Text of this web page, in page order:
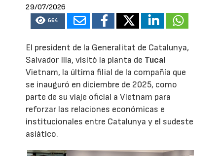
29/07/2026
664
El president de la Generalitat de Catalunya,
Salvador Illa, visitó la planta de Tucai
Vietnam, la última filial de la compañía que
se inauguró en diciembre de 2025, como
parte de su viaje oficial a Vietnam para
reforzar las relaciones económicas e
institucionales entre Catalunya y el sudeste
asiático.